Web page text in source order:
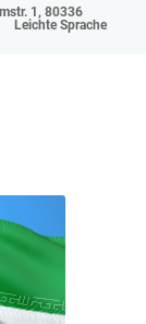
1, 80336
Leichte Sprache